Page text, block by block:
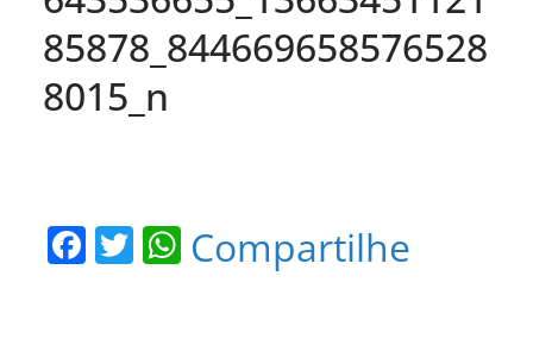
85878_844669658576528
8015_n
F T W
Compartilhe